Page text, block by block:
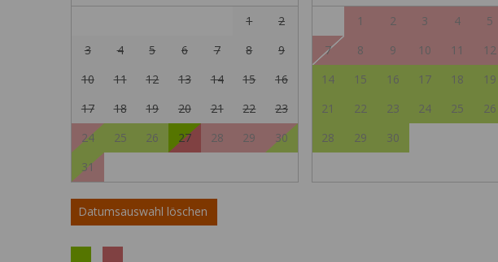
1
2
3
4 5 6 7 8
9
10
11 12 13 14 15
16
17
18 19 20 21 22
23
24
25 26 27 28 29
30
31
1
2 3 4 5
7
8 9 10 11 12
14
15 16 17 18 19
21
22 23 24 25 26
28
29 30
Datumsauswahl löschen